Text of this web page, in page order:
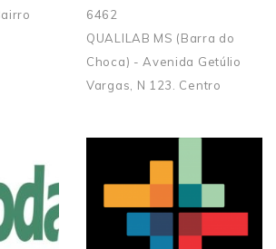
6462
QUALILAB MS (Barra do
Choca) - Avenida Getúlio
Vargas, N 123. Centro